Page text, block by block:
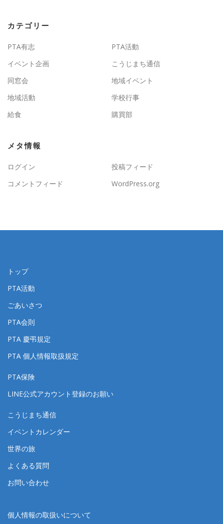
カテゴリー
PTA有志
PTA活動
イベント企画
こうじまち通信
同窓会
地域イベント
地域活動
学校行事
給食
購買部
メタ情報
ログイン
投稿フィード
コメントフィード
WordPress.org
トップ
PTA活動
ごあいさつ
PTA会則
PTA 慶弔規定
PTA 個人情報取扱規定
PTA保険
LINE公式アカウント登録のお願い
こうじまち通信
イベントカレンダー
世界の旅
よくある質問
お問い合わせ
個人情報の取扱いについて